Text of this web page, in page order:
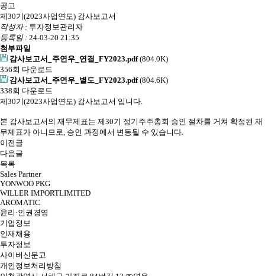
공고
제30기(2023사업연도) 감사보고서
작성자 : 투자정보관리자
등록일 : 24-03-20 21:35
첨부파일
감사보고서_주연우_연결_FY2023.pdf(804.0K)
356회 다운로드
감사보고서_주연우_별도_FY2023.pdf(804.6K)
338회 다운로드
제30기(2023사업연도) 감사보고서 입니다.
본 감사보고서의 재무제표는 제30기 정기주주총회 승인 절차를 거쳐 확정된 재
무제표가 아니므로, 승인 과정에서 변동될 수 있습니다.
이전글
다음글
목록
Sales Partner
YONWOO PKG
WILLER IMPORTLIMITED
AROMATIC
윤리·인권경영
기업정보
인재채용
투자정보
사이버신문고
개인정보처리방침